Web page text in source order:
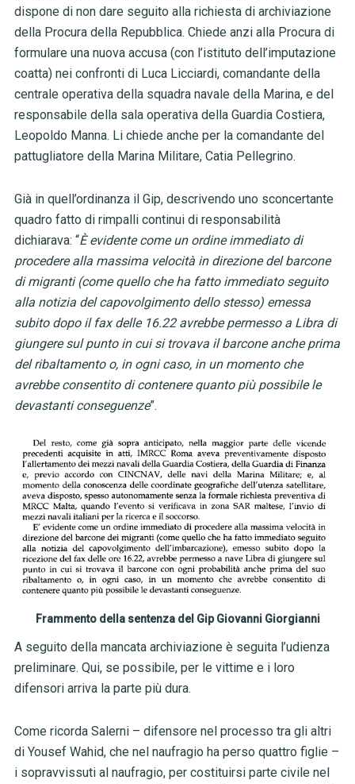
dispone di non dare seguito alla richiesta di archiviazione
della Procura della Repubblica. Chiede anzi alla Procura di
formulare una nuova accusa (con l’istituto dell’imputazione
coatta) nei confronti di Luca Licciardi, comandante della
centrale operativa della squadra navale della Marina, e del
responsabile della sala operativa della Guardia Costiera,
Leopoldo Manna. Li chiede anche per la comandante del
pattugliatore della Marina Militare, Catia Pellegrino.
Già in quell’ordinanza il Gip, descrivendo uno sconcertante
quadro fatto di rimpalli continui di responsabilità
dichiarava: “È evidente come un ordine immediato di
procedere alla massima velocità in direzione del barcone
di migranti (come quello che ha fatto immediato seguito
alla notizia del capovolgimento dello stesso) emessa
subito dopo il fax delle 16.22 avrebbe permesso a Libra di
giungere sul punto in cui si trovava il barcone anche prima
del ribaltamento o, in ogni caso, in un momento che
avrebbe consentito di contenere quanto più possibile le
devastanti conseguenze”.
Frammento della sentenza del Gip Giovanni Giorgianni
A seguito della mancata archiviazione è seguita l’udienza
preliminare. Qui, se possibile, per le vittime e i loro
difensori arriva la parte più dura.
Come ricorda Salerni – difensore nel processo tra gli altri
di Yousef Wahid, che nel naufragio ha perso quattro figlie –
i sopravvissuti al naufragio, per costituirsi parte civile nel